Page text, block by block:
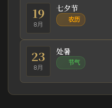
19
8月
七夕节
农历
23
8月
处暑
节气